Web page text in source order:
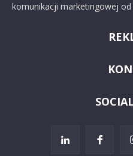
komunikacji marketingowej od